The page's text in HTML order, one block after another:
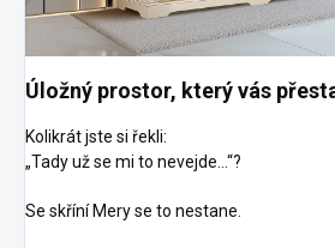
Úložný prostor, který vás
Kolikrát jste si řekli:
„Tady už se mi to nevejde…“?
Se skříní Mery se to nestane.